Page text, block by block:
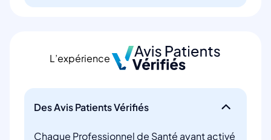
L’expérience
Des Avis Patients Vérifiés
Chaque Professionnel de Santé ayant activé